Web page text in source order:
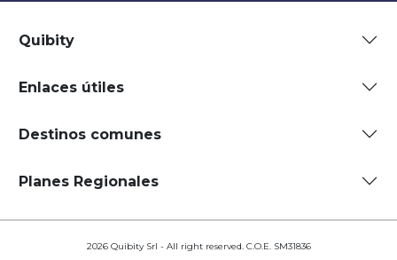
Quibity
Enlaces útiles
Destinos comunes
Planes Regionales
2026 Quibity Srl - All right reserved. C.O.E. SM31836